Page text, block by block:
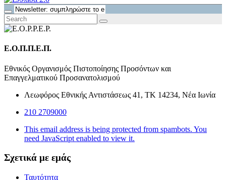
Ε.Ο.Π.Π.Ε.Π.
Εθνικός Οργανισμός Πιστοποίησης Προσόντων και
Επαγγελματικού Προσανατολισμού
Λεωφόρος Εθνικής Αντιστάσεως 41, ΤΚ 14234, Νέα Ιωνία
210 2709000
This email address is being protected from spambots. You
need JavaScript enabled to view it.
Σχετικά με εμάς
Ταυτότητα